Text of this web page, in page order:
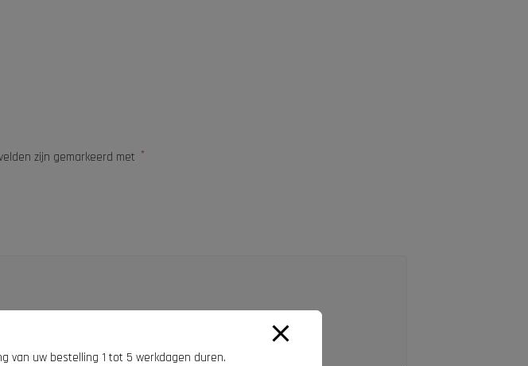
zijn gemarkeerd met *
van uw bestelling 1 tot 5 werkdagen duren.